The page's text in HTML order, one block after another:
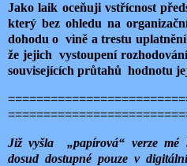
Jako laik oceňuji vstřícnost
který bez ohledu na
dohodu o vině a trestu
že jejich vystoupení
souvisejících průtahů hodnotu
Již vyšla
„papírová“ verze
dosud dostupné pouze v